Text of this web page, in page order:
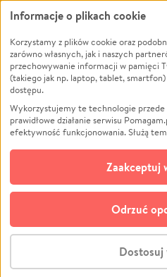
Stwórz
Leczenie
Zwierzęta
Pożar
Ukraina
Pomoc Finansowa
Projekty
Pogrzeb
Społeczność lokalna
Kultura
©
Informacje o plikach cookie
Korzystamy z plików cookie oraz
zarówno własnych, jak i naszych
przechowywanie informacji w pamięci
(takiego jak np. laptop, tablet,
dostępu.
Wykorzystujemy te technologie przede
prawidłowe działanie serwisu
efektywność funkcjonowania. Służą
opcjonalnych
technologii do celów analitycznych i
zgodę na ich stosowanie lub jej
możliwość zmiany swoich preferencji na
do której link znajdziesz w stopce
cookie wykorzystywane są w
działanie serwisu Pomagam.pl.
użytkownicy korzystają z naszego
Dostosuj
Odrzuć
Zaakceptuj